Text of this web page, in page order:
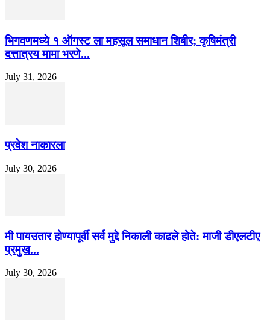
भिगवणमध्ये १ ऑगस्ट ला महसूल समाधान शिबीर; कृषिमंत्री
दत्तात्रय मामा भरणे...
July 31, 2026
प्रवेश नाकारला
July 30, 2026
मी पायउतार होण्यापूर्वी सर्व मुद्दे निकाली काढले होते: माजी डीएलटीए
प्रमुख...
July 30, 2026